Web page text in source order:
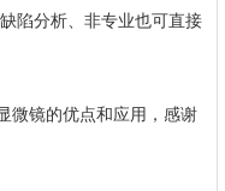
陷分析、非专业也可直接
微镜的优点和应用，感谢